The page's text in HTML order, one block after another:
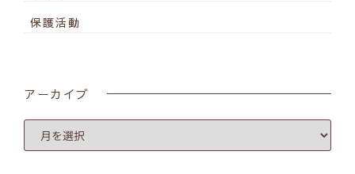
保護活動
アーカイブ